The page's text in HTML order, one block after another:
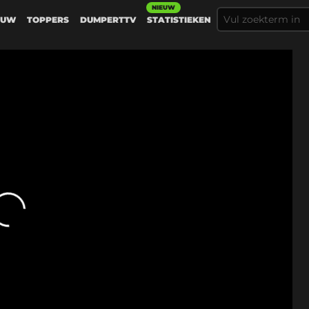
TOPPERS DUMPERTTV STATISTIEKEN
NIEUW